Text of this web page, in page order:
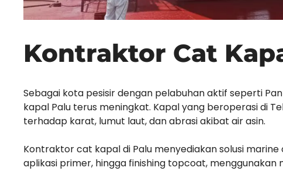
Kontraktor Cat
Sebagai kota pesisir dengan pelabuhan aktif seperti
kapal Palu terus meningkat. Kapal yang beroperasi di
terhadap karat, lumut laut, dan abrasi akibat air asin.
Kontraktor cat kapal di Palu menyediakan solusi
aplikasi primer, hingga finishing topcoat, menggunakan